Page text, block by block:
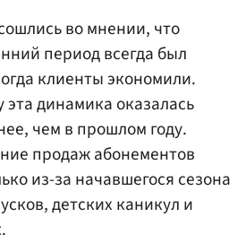
во мнении, что
период всегда был
клиенты экономили.
эта динамика оказалась
чем в прошлом году.
продаж абонементов
из-за начавшегося сезона
детских каникул и